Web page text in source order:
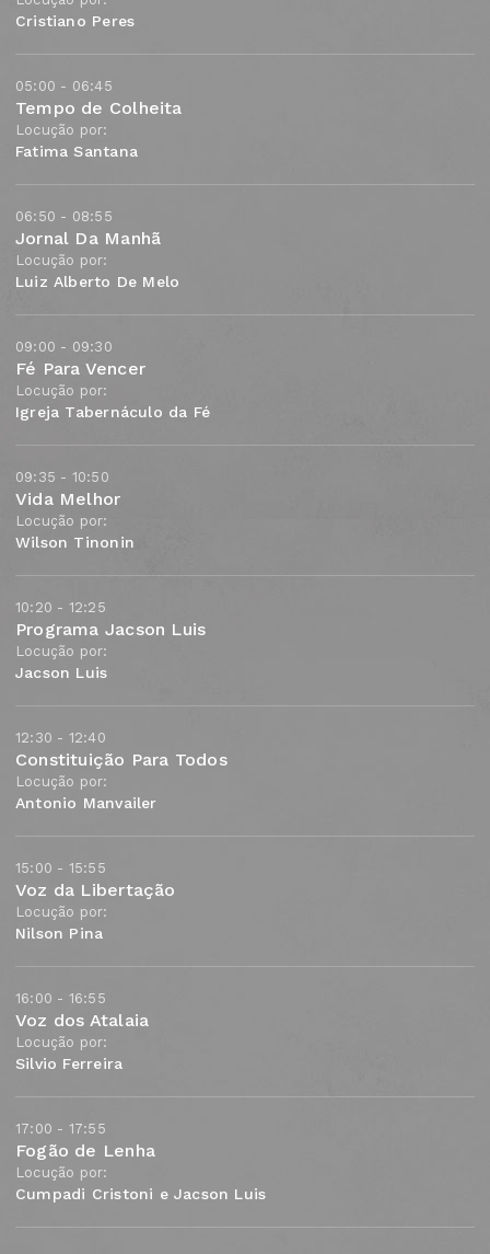
Cristiano Peres
05:00 - 06:45
Tempo de Colheita
Locução por:
Fatima Santana
06:50 - 08:55
Jornal Da Manhã
Locução por:
Luiz Alberto De Melo
09:00 - 09:30
Fé Para Vencer
Locução por:
Igreja Tabernáculo da Fé
09:35 - 10:50
Vida Melhor
Locução por:
Wilson Tinonin
10:20 - 12:25
Programa Jacson Luis
Locução por:
Jacson Luis
12:30 - 12:40
Constituição Para Todos
Locução por:
Antonio Manvailer
15:00 - 15:55
Voz da Libertação
Locução por:
Nilson Pina
16:00 - 16:55
Voz dos Atalaia
Locução por:
Silvio Ferreira
17:00 - 17:55
Fogão de Lenha
Locução por:
Cumpadi Cristoni e Jacson Luis